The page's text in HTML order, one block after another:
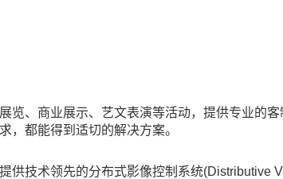
览、商业展示、艺文表演等活动，提供专业的
，都能得到适切的解决方案。
供技术领先的分布式影像控制系统(Distributive